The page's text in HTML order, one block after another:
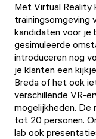
Met Virtual Reality
trainingsomgeving
kandidaten voor je
gesimuleerde
introduceren nog
je klanten een
Breda of het ook
verschillende VR-
mogelijkheden. De
tot 20 personen.
lab ook